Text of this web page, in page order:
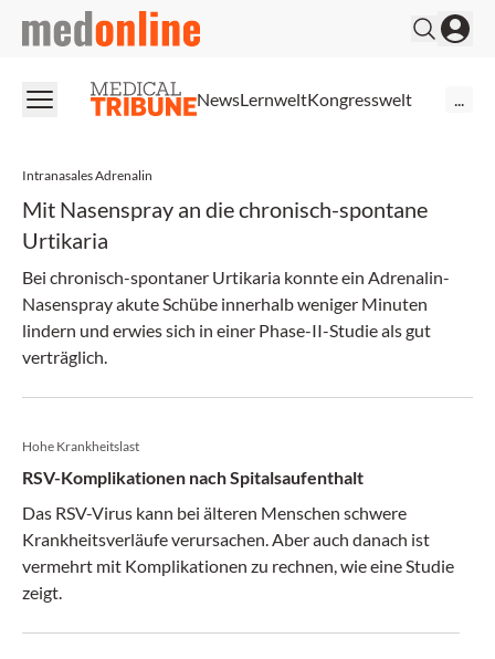
medonline
NewsLernweltKongresswelt
Intranasales Adrenalin
Mit Nasenspray an die chronisch-spontane
Urtikaria
Bei chronisch-spontaner Urtikaria konnte ein Adrenalin-
Nasenspray akute Schübe innerhalb weniger Minuten
lindern und erwies sich in einer Phase-II-Studie als gut
verträglich.
Hohe Krankheitslast
RSV-Komplikationen nach Spitalsaufenthalt
Das RSV-Virus kann bei älteren Menschen schwere
Krankheitsverläufe verursachen. Aber auch danach ist
vermehrt mit Komplikationen zu rechnen, wie eine Studie
zeigt.